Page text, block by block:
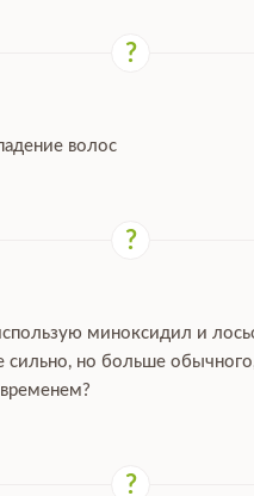
волос
миноксидил и
сильно, но больше